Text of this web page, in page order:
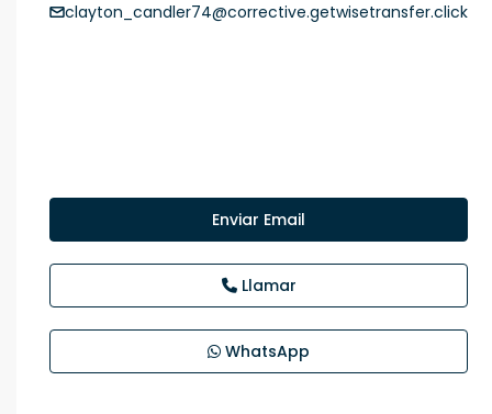
clayton_candler74@corrective.getwisetransfer.click
Enviar Email
Llamar
WhatsApp